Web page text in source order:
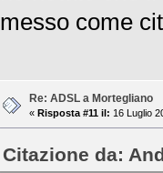
messo come
Re: ADSL a Mortegliano
« Risposta #11 il: 16 Luglio
Citazione da: